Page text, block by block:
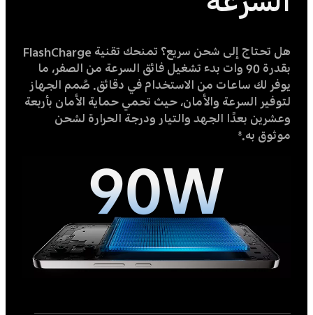
هل تحتاج إلى شحن سريع؟ تمنحك تقنية FlashCharge
بقدرة 90 وات بدء تشغيل فائق السرعة من الصفر، ما
يوفر لك ساعات من الاستخدام في دقائق. صُمم الجهاز
لتوفير السرعة والأمان، حيث تحمي حماية الأمان بأربعة
وعشرين بعدًا الجهد والتيار ودرجة الحرارة لشحن
موثوق به.8
90W